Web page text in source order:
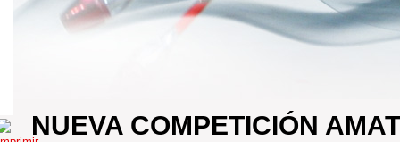
NUEVA COMPETICIÓN